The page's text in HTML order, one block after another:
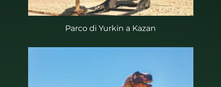
Parco di Yurkin a Kazan